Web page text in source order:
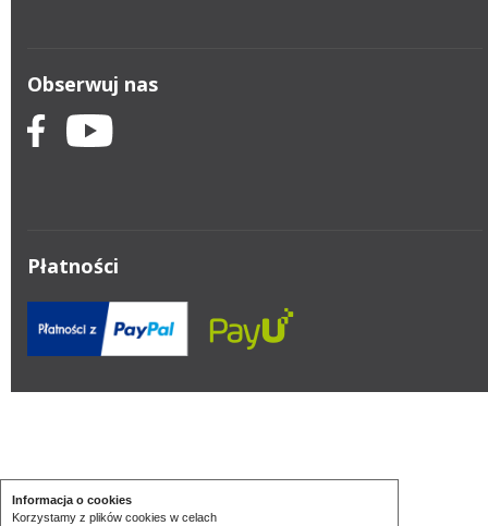
Informacja o cookies
Korzystamy z plików cookies w celach
Obserwuj nas
Płatności